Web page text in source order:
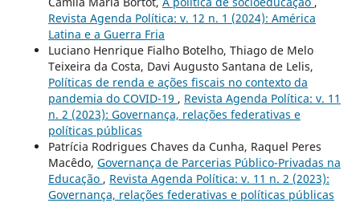
Revista Agenda Política: v. 12 n. 1 (2024): América
Latina e a Guerra Fria
Luciano Henrique Fialho Botelho, Thiago de Melo
Teixeira da Costa, Davi Augusto Santana de Lelis,
Políticas de renda e ações fiscais no contexto da
pandemia do COVID-19 , Revista Agenda Política: v. 11
n. 2 (2023): Governança, relações federativas e
políticas públicas
Patrícia Rodrigues Chaves da Cunha, Raquel Peres
Macêdo, Governança de Parcerias Público-Privadas na
Educação , Revista Agenda Política: v. 11 n. 2 (2023):
Governança, relações federativas e políticas públicas